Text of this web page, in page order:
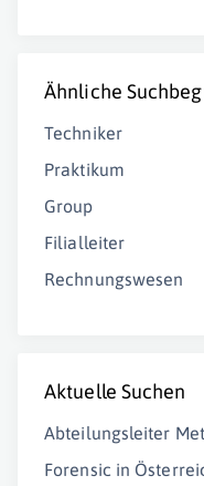
Ähnliche
Techniker
Praktikum
Group
Filialleiter
Rechnungswesen
Aktuelle Suchen
Abteilungsleiter
Forensic in